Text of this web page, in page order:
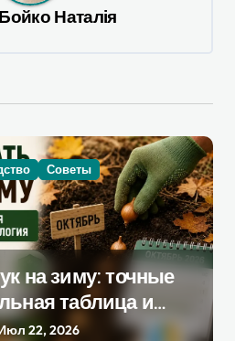
Бойко Наталія
Советы
на зиму: точные
таблица и
22, 2026